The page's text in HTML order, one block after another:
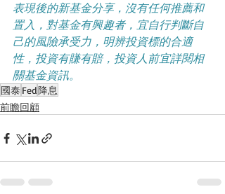
表現後的新基金分享，沒有任何推薦和
置入，對基金有興趣者，宜自行判斷自
己的風險承受力，明辨投資標的合適
性，投資有賺有賠，投資人前宜詳閱相
關基金資訊。
國泰Fed降息
前瞻回顧